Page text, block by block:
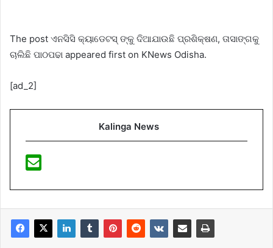
The post ଏନସିସି କ୍ୟାଡେଟସ୍ ଙ୍କୁ ଦିଆଯାଉଛି ପ୍ରଶିକ୍ଷଣ, ତାସାଙ୍ଗକୁ
ଚାଲିଛି ପାଠପଢା appeared first on KNews Odisha.
[ad_2]
Kalinga News